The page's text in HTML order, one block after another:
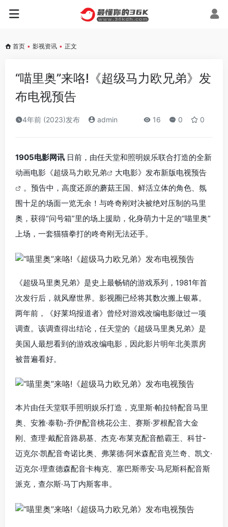
首页 • 影视资讯 • 正文
“喵里奥”来咯!《超级马力欧兄弟》发
布电视预告
4年前 (2023)发布 admin 16 0 0
1905电影网讯 日前，由任天堂和照明娱乐联合打造的全新
动画电影《超级马力欧兄弟 大电影》发布新版电视预告
。预告中，高度还原的蘑菇王国、鲜活立体的角色、氛
围十足的场面一览无余！与咚奇刚对决被绝对压制的马里
奥，获得“问号箱”里的场上援助，化身萌力十足的“喵里奥”
上场，一套猫猫拳打的咚奇刚无法还手。
《超级马里奥兄弟》是史上最畅销的游戏系列，1981年首
次发行后，就风靡世界。影视圈已经将其数次搬上银幕。
两年前，《好莱坞报道者》曾经对游戏改编电影做过一项
调查。该调查得出结论，任天堂的《超级马里奥兄弟》是
美国人最想看到的游戏改编电影，因此影片明年北美票房
被普遍看好。
本片由任天堂联手照明娱乐打造，克里斯·帕拉特配音马里
奥、安雅·泰勒-乔伊配音桃花公主、赛斯·罗根配音大金
刚、查理·戴配音路易基、杰克·布莱克配音酷霸王、科甘-
迈克尔·凯配音奇诺比奥、弗莱德·阿米森配音克兰奇、凯文·
迈克尔·理查德森配音卡梅克、塞巴斯蒂安·马尼斯科配音斯
派克，查尔斯·马丁内斯客串。